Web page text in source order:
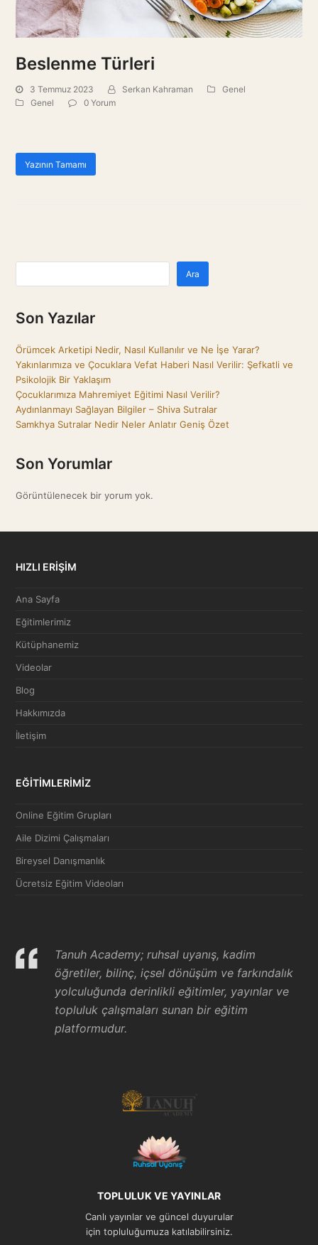
Beslenme Türleri
3 Temmuz 2023 Serkan Kahraman
Genel
Genel
0 Yorum
Yazının Tamamı
Ara
Son Yazılar
Örümcek Arketipi Nedir, Nasıl Kullanılır ve Ne İşe Yarar?
Yakınlarımıza ve Çocuklara Vefat Haberi Nasıl Verilir: Şefkatli ve
Psikolojik Bir Yaklaşım
Çocuklarımıza Mahremiyet Eğitimi Nasıl Verilir?
Aydınlanmayı Sağlayan Bilgiler – Shiva Sutralar
Samkhya Sutralar Nedir Neler Anlatır Geniş Özet
Son Yorumlar
Görüntülenecek bir yorum yok.
HIZLI ERİŞİM
Ana Sayfa
Eğitimlerimiz
Kütüphanemiz
Videolar
Blog
Hakkımızda
İletişim
EĞİTİMLERİMİZ
Online Eğitim Grupları
Aile Dizimi Çalışmaları
Bireysel Danışmanlık
Ücretsiz Eğitim Videoları
Tanuh Academy; ruhsal uyanış, kadim
öğretiler, bilinç, içsel dönüşüm ve farkındalık
yolculuğunda derinlikli eğitimler, yayınlar ve
topluluk çalışmaları sunan bir eğitim
platformudur.
TOPLULUK VE YAYINLAR
Canlı yayınlar ve güncel duyurular
için topluluğumuza katılabilirsiniz.